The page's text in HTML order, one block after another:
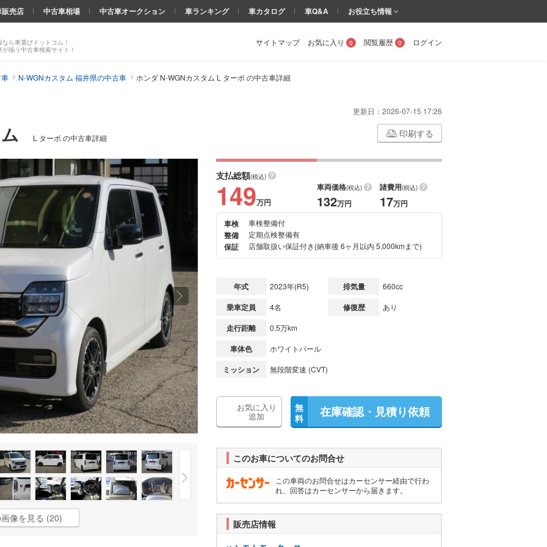
ら車選びドットコム！
揃う中古車検索サイト！
サイトマップ お気に入り 0 閲覧履歴 0 ログイン
売店 中古車相場 中古車オークション 車ランキング 車カタログ 車Q&A お役立ち情報
N-WGNカスタム 福井県の中古車 ホンダ N-WGNカスタム L ターボ の中古車詳細
更新日： 2026-07-15 17:26
L ターボ の中古車詳細 印刷する
像を見る (20)
支払総額(税込)
149万円
車両価格(税込)
132万円
諸費用(税込)
17万円
車検
車検整備付
整備 定期点検整備有
保証 店舗取扱い保証付き(納車後 6ヶ月以内 5,000kmまで)
年式 2023年(R5) 排気量 660cc
乗車定員 4名 修復歴 あり
走行距離 0.5万km
車体色 ホワイトパール
ミッション 無段階変速 (CVT)
お気に入り
追加
無
料
在庫確認・見積り依頼
このお車についてのお問合せ
この車両のお問合せはカーセンサー経由で行わ
れ、回答はカーセンサーから届きます。
販売店情報